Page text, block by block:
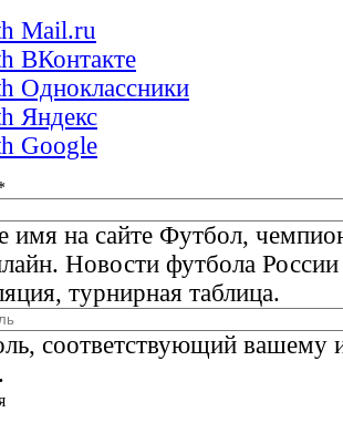
Mail.ru
ВКонтакте
Одноклассники
Яндекс
Google
имя на сайте Футбол,
Новости футбола
турнирная таблица.
соответствующий вашему